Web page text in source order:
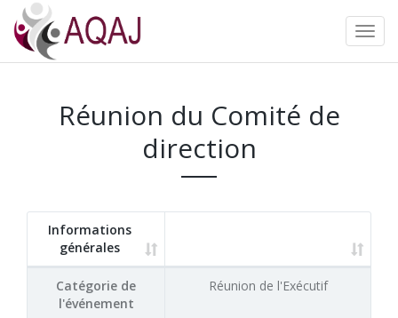
Réunion du Comité de
direction
Informations
générales
Catégorie de
l'événement
Réunion de l'Exécutif